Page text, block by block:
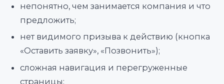
непонятно, чем занимается компания и что
предложить;
нет видимого призыва к действию (кнопка
«Оставить заявку», «Позвонить»);
сложная навигация и перегруженные
страницы;